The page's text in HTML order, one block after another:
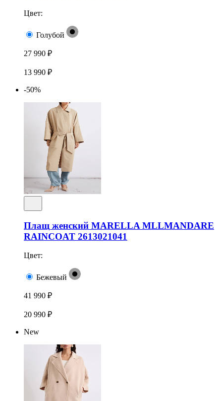
Цвет:
Голубой
27 990 ₽
13 990 ₽
-50%
Плащ женский MARELLA MLLMANDARE
RAINCOAT 2613021041
Цвет:
Бежевый
41 990 ₽
20 990 ₽
New